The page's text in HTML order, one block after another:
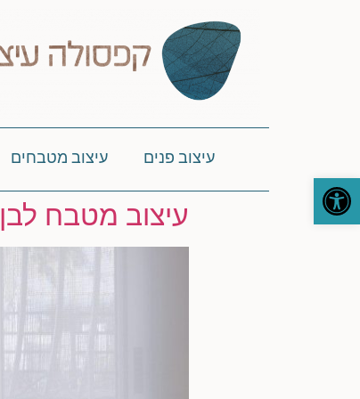
פתח סרגל נגישות
עיצוב פנים עיצוב מטבחים
עיצוב מטבח לבן